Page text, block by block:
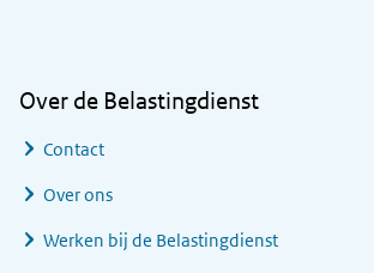
Over de Belastingdienst
Contact
Over ons
Werken bij de Belastingdienst